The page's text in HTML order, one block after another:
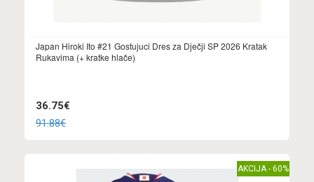
Japan Hiroki Ito #21 Gostujuci Dres za Dječji SP 2026 Kratak
Rukavima (+ kratke hlače)
36.75€
91.88€
AKCIJA - 60%